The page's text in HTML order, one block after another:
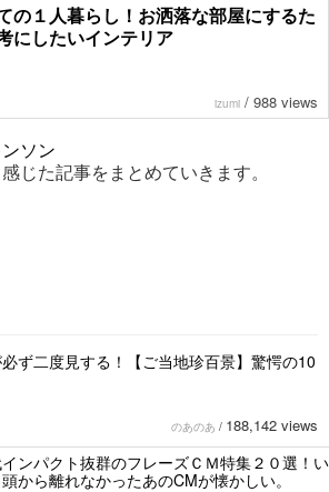
の１人暮らし！お洒落な部屋にするた
にしたいインテリア
izumi / 988 views
ソン
じた記事をまとめていきます。
ず二度見する！【ご当地珍百景】驚愕の10
のあのあ / 188,142 views
ンパクト抜群のフレーズＣＭ特集２０選！い
から離れなかったあのCMが懐かしい。